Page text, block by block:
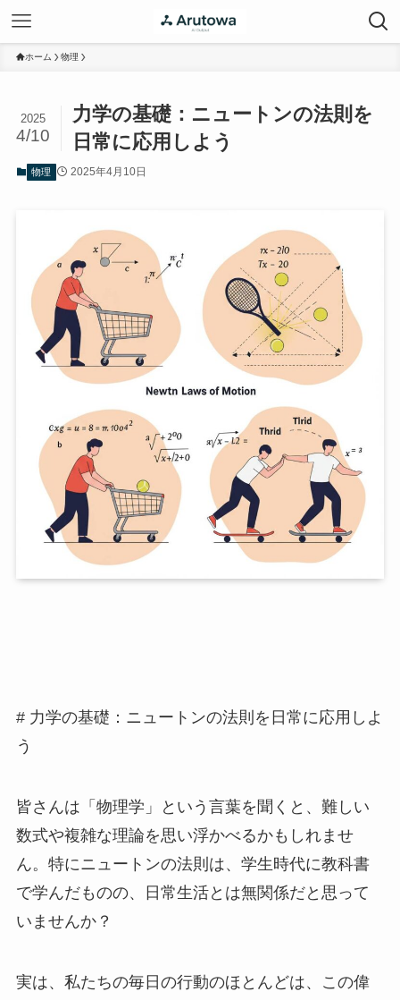
ホーム 物理
力学の基礎：ニュートンの法則を
日常に応用しよう
2025
4/10
物理 2025年4月10日
# 力学の基礎：ニュートンの法則を日常に応用しよ
う
皆さんは「物理学」という言葉を聞くと、難しい
数式や複雑な理論を思い浮かべるかもしれませ
ん。特にニュートンの法則は、学生時代に教科書
で学んだものの、日常生活とは無関係だと思って
いませんか？
実は、私たちの毎日の行動のほとんどは、この偉